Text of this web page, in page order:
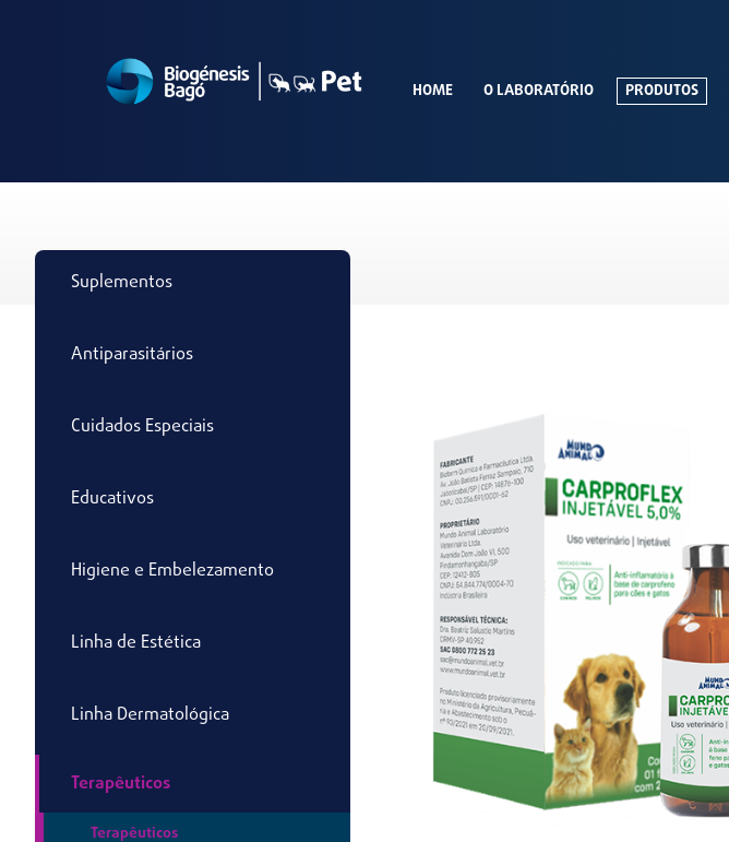
HOME O LABORATÓRIO PRODUTOS
Suplementos
Antiparasitários
Cuidados Especiais
Educativos
Higiene e Embelezamento
Linha de Estética
Linha Dermatológica
Terapêuticos
Terapêuticos